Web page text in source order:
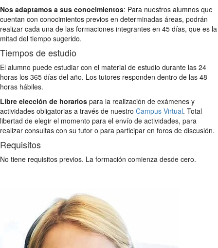
Nos adaptamos a sus conocimientos: Para nuestros alumnos que
cuentan con conocimientos previos en determinadas áreas, podrán
realizar cada una de las formaciones integrantes en 45 días, que es la
mitad del tiempo sugerido.
Tiempos de estudio
El alumno puede estudiar con el material de estudio durante las 24
horas los 365 días del año. Los tutores responden dentro de las 48
horas hábiles.
Libre elección de horarios para la realización de exámenes y
actividades obligatorias a través de nuestro Campus Virtual. Total
libertad de elegir el momento para el envío de actividades, para
realizar consultas con su tutor o para participar en foros de discusión.
Requisitos
No tiene requisitos previos. La formación comienza desde cero.